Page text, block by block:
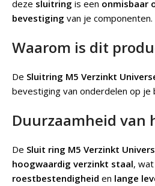
deze sluitring is een onmisbaar
bevestiging van je componenten.
Waarom is dit
De Sluitring M5 Verzinkt
bevestiging van onderdelen op
Duurzaamheid van
De Sluit ring M5 Verzinkt
hoogwaardig verzinkt staal,
roestbestendigheid en lange